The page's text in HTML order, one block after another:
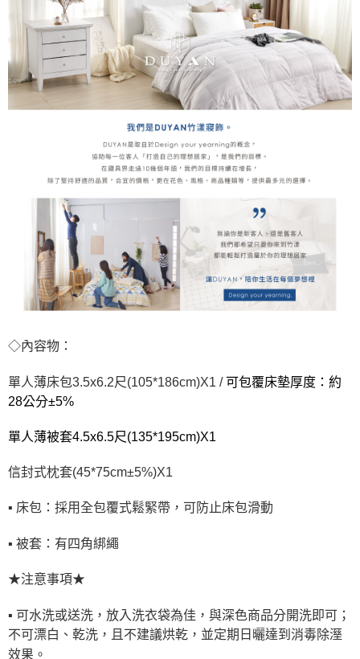
◇內容物：
單人薄床包3.5x6.2尺(105*186cm)X1 /可包覆床墊厚度：約
28公分±5%
單人薄被套4.5x6.5尺(135*195cm)X1
信封式枕套(45*75cm±5%)X1
▪ 床包：採用全包覆式鬆緊帶，可防止床包滑動
▪ 被套：有四角綁繩
★注意事項★
▪ 可水洗或送洗，放入洗衣袋為佳，與深色商品分開洗即可；
不可漂白、乾洗，且不建議烘乾，並定期日曬達到消毒除溼
效果。